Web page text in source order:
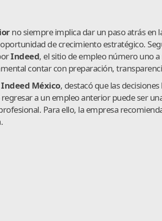
no siempre implica dar un paso atrás en
de crecimiento estratégico.
Indeed, el sitio de empleo número uno
contar con preparación,
Indeed México, destacó que las
a un empleo anterior puede ser
Para ello, la empresa